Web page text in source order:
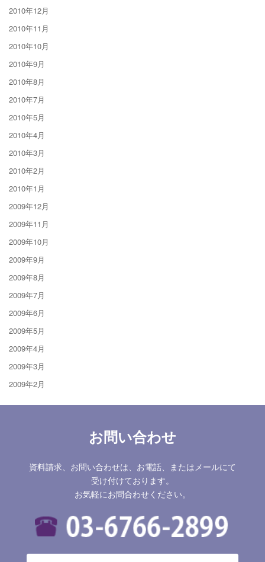
2010年12月
2010年11月
2010年10月
2010年9月
2010年8月
2010年7月
2010年5月
2010年4月
2010年3月
2010年2月
2010年1月
2009年12月
2009年11月
2009年10月
2009年9月
2009年8月
2009年7月
2009年6月
2009年5月
2009年4月
2009年3月
2009年2月
お問い合わせ
資料請求、お問い合わせは、お電話、またはメールにて
受け付けております。
お気軽にお問合わせください。